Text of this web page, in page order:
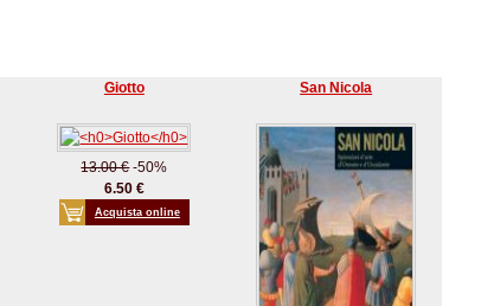
Giotto
13.00 €-50%
6.50 €
Acquista online
San Nicola